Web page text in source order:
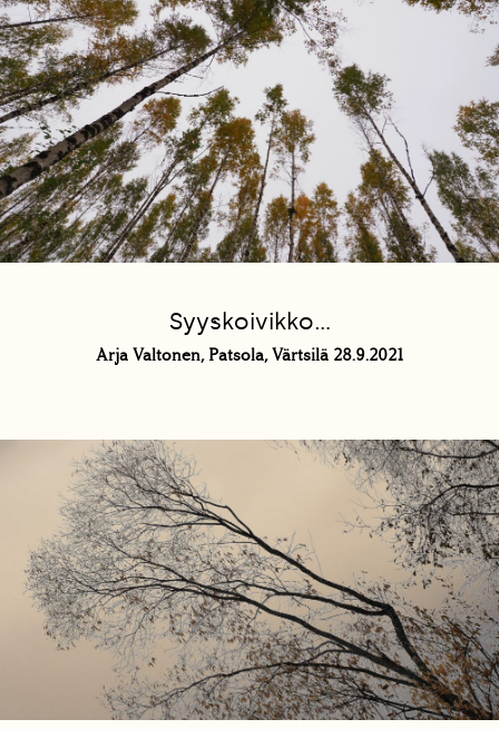
Syyskoivikko...
Arja Valtonen, Patsola, Värtsilä 28.9.2021